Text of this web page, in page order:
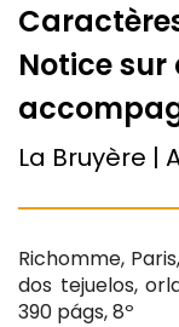
Notice sur
La Bruyère |
Richomme,
dos tejuelos,
390 págs, 8º